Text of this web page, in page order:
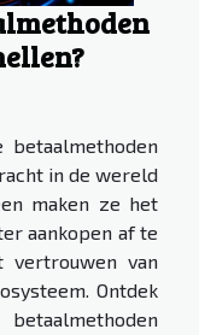
betaalmethoden
in de wereld
maken ze het
aankopen af te
vertrouwen van
Ontdek